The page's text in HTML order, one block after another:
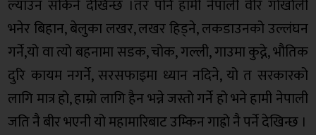
ल्याउन सकिने देखिन्छ ।तर पनि हामी नेपाली वीर गोर्खाली
भनेर बिहान, बेलुका लखर, लखर हिड्ने, लकडाउनको उल्लंघन
गर्ने,यो वा त्यो बहनामा सडक, चोक, गल्ली, गाउमा कुद्ने, भौतिक
दुरि कायम नगर्ने, सरसफाइमा ध्यान नदिने, यो त सरकारको
लागि मात्र हो, हाम्रो लागि हैन भन्ने जस्तो गर्ने हो भने हामी नेपाली
जति नै बीर भएनी यो महामारिबाट उम्किन गाह्रो नै पर्ने देखिन्छ ।